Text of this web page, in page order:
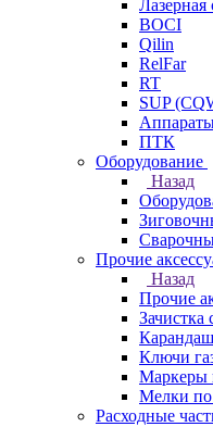
Лазерная
BOCI
Qilin
RelFar
RT
SUP
ПТК
Оборудование
Назад
Прочие
Назад
Прочие
Ключи
Маркеры
Мелки по
Расходные